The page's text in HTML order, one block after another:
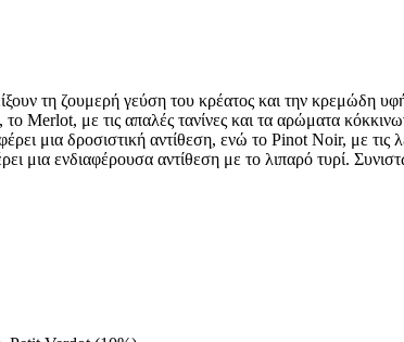
τη ζουμερή γεύση του κρέατος και την
Merlot, με τις απαλές τανίνες και τα αρώματα
μια δροσιστική αντίθεση, ενώ το Pinot Noir, με τις
μια ενδιαφέρουσα αντίθεση με το λιπαρό τυρί.